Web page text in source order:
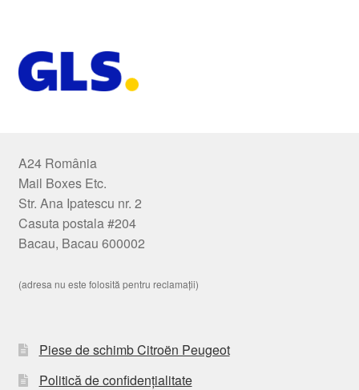
A24 România
Mail Boxes Etc.
Str. Ana Ipatescu nr. 2
Casuta postala #204
Bacau, Bacau 600002
(adresa nu este folosită pentru reclamații)
Piese de schimb Citroën Peugeot
Politică de confidențialitate